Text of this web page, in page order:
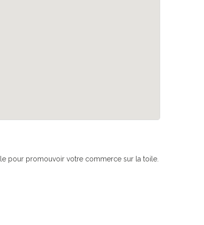
pour promouvoir votre commerce sur la toile.